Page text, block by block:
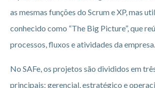
as mesmas funções do Scrum e XP, mas
conhecido como “The Big Picture”, que
processos, fluxos e atividades da empresa.
No SAFe, os projetos são divididos em
principais: gerencial, estratégico e